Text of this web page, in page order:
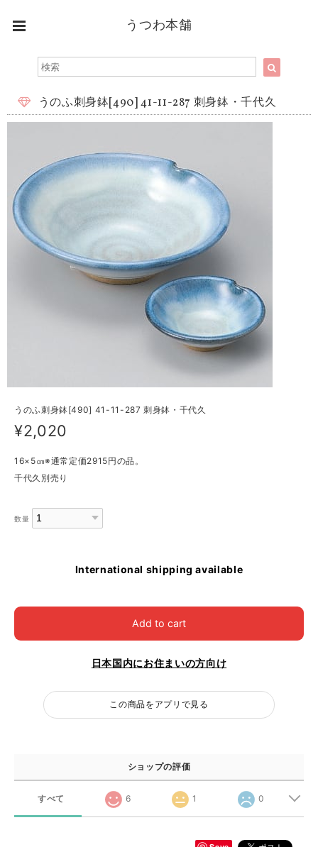
うつわ本舗
うのふ刺身鉢[490] 41-11-287 刺身鉢・千代久
うのふ刺身鉢[490] 41-11-287 刺身鉢・千代久
¥2,020
16×5㎝※通常定価2915円の品。
千代久別売り
数量
International shipping available
Add to cart
日本国内にお住まいの方向け
この商品をアプリで見る
ショップの評価
すべて 6 1 0